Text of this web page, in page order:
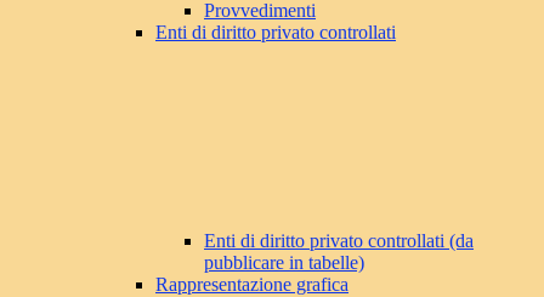
Provvedimenti
Enti di diritto privato controllati
Enti di diritto privato controllati (da
pubblicare in tabelle)
Rappresentazione grafica